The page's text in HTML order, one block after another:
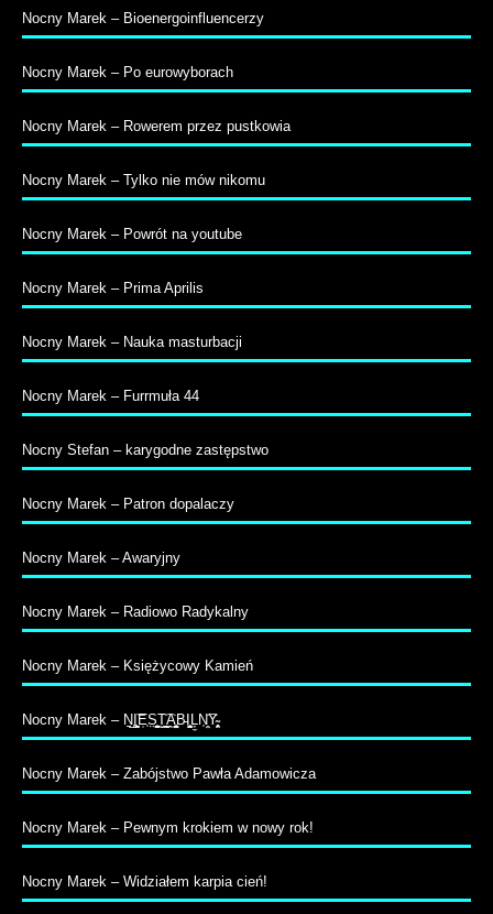
Nocny Marek – Bioenergoinfluencerzy
Nocny Marek – Po eurowyborach
Nocny Marek – Rowerem przez pustkowia
Nocny Marek – Tylko nie mów nikomu
Nocny Marek – Powrót na youtube
Nocny Marek – Prima Aprilis
Nocny Marek – Nauka masturbacji
Nocny Marek – Furrmuła 44
Nocny Stefan – karygodne zastępstwo
Nocny Marek – Patron dopalaczy
Nocny Marek – Awaryjny
Nocny Marek – Radiowo Radykalny
Nocny Marek – Księżycowy Kamień
Nocny Marek – N̠̲I͚̠̝̭͝E̹̩S̤̺̹̦̮͉͍T̬͇̭͉̖͡A̭͔̳̪̳̟̤B̵I̧̦̫͕̹̰ͅĻ̼N̩̞̤͡Y̴̹̥̜̭͕̱
Nocny Marek – Zabójstwo Pawła Adamowicza
Nocny Marek – Pewnym krokiem w nowy rok!
Nocny Marek – Widziałem karpia cień!